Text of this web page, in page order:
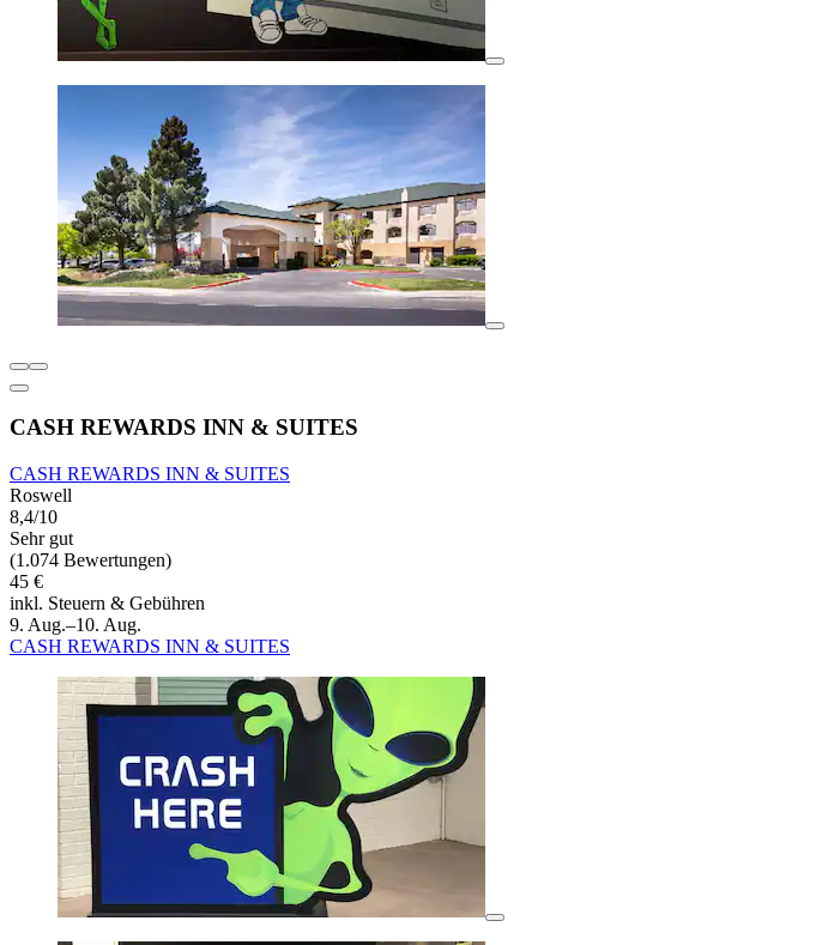
CASH REWARDS INN & SUITES
CASH REWARDS INN & SUITES
Roswell
8,4/10
Sehr gut
(1.074 Bewertungen)
45 €
inkl. Steuern & Gebühren
9. Aug.–10. Aug.
CASH REWARDS INN & SUITES